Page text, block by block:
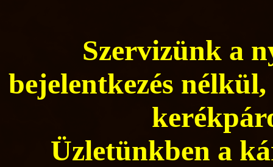
Szervizünk a
bejelentkezés
Üzletünkben a